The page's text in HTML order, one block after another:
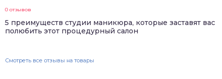
0 отзывов
5 преимуществ студии маникюра, которые заставят вас
полюбить этот процедурный салон
Смотреть все отзывы на товары